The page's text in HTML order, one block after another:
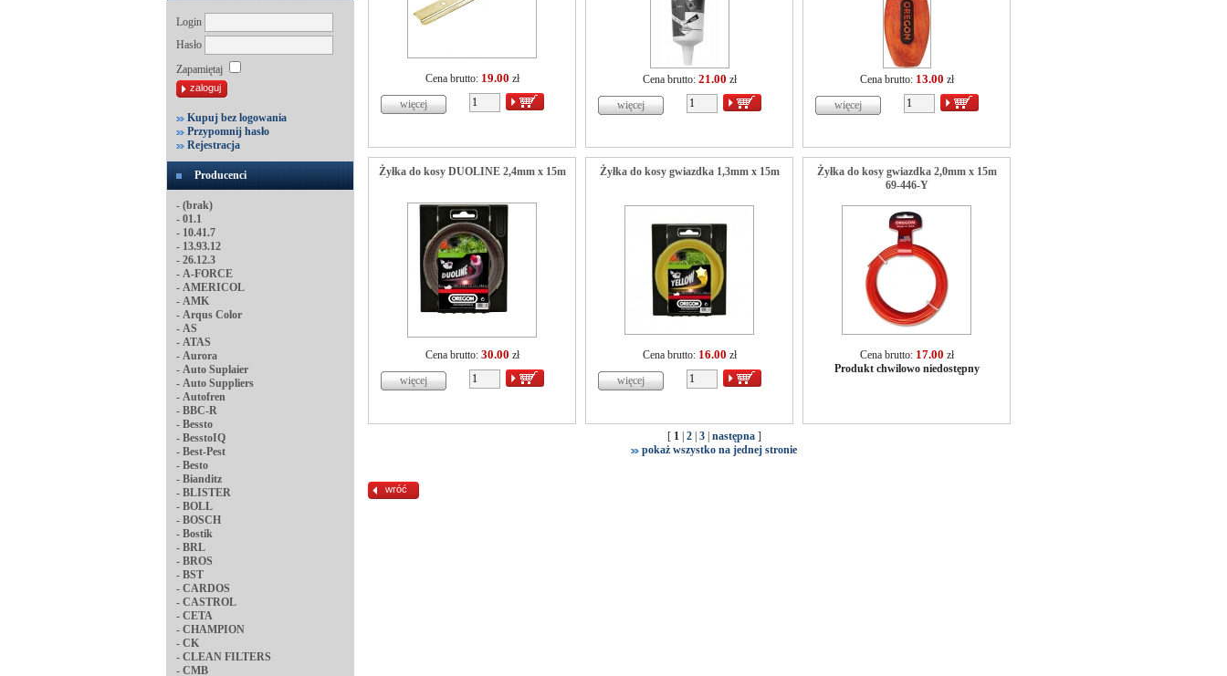
Login
Hasło
Zapamiętaj
Kupuj bez logowania
Przypomnij hasło
Rejestracja
Producenci
- (brak)
- 01.1
- 10.41.7
- 13.93.12
- 26.12.3
- A-FORCE
- AMERICOL
- AMK
- Arqus Color
- AS
- ATAS
- Aurora
- Auto Suplaier
- Auto Suppliers
- Autofren
- BBC-R
- Bessto
- BesstoIQ
- Best-Pest
- Besto
- Bianditz
- BLISTER
- BOLL
- BOSCH
- Bostik
- BRL
- BROS
- BST
- CARDOS
- CASTROL
- CETA
- CHAMPION
- CK
- CLEAN FILTERS
- CMB
Cena brutto: 19.00 zł Cena brutto: 21.00 zł Cena brutto: 13.00 zł
Żyłka do kosy DUOLINE 2,4mm x 15m
Cena brutto: 30.00 zł
Żyłka do kosy gwiazdka 1,3mm x 15m
Cena brutto: 16.00 zł
Żyłka do kosy gwiazdka 2,0mm x 15m
69-446-Y
Cena brutto: 17.00 zł
Produkt chwilowo niedostępny
[ 1| 2 3 następna]
pokaż wszystko na jednej stronie
wróć